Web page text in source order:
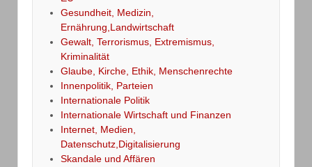
Gesundheit, Medizin,
Ernährung,Landwirtschaft
Gewalt, Terrorismus, Extremismus,
Kriminalität
Glaube, Kirche, Ethik, Menschenrechte
Innenpolitik, Parteien
Internationale Politik
Internationale Wirtschaft und Finanzen
Internet, Medien,
Datenschutz,Digitalisierung
Skandale und Affären